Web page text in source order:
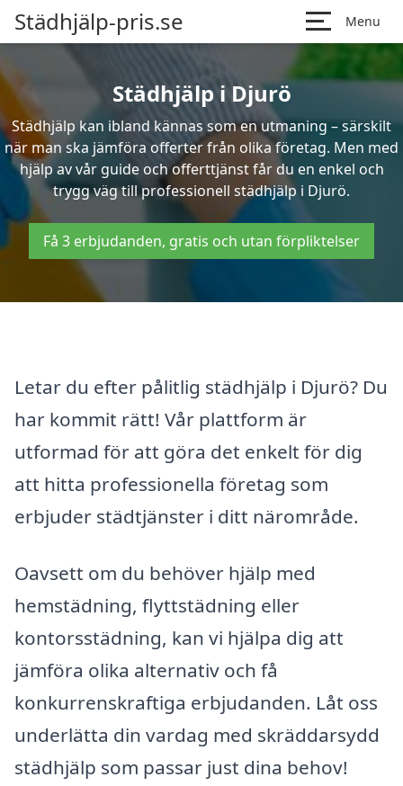
Städhjälp-pris.se Menu
Städhjälp i Djurö
Städhjälp kan ibland kännas som en utmaning – särskilt
när man ska jämföra offerter från olika företag. Men med
hjälp av vår guide och offerttjänst får du en enkel och
trygg väg till professionell städhjälp i Djurö.
Få 3 erbjudanden, gratis och utan förpliktelser
Letar du efter pålitlig städhjälp i Djurö? Du
har kommit rätt! Vår plattform är
utformad för att göra det enkelt för dig
att hitta professionella företag som
erbjuder städtjänster i ditt närområde.
Oavsett om du behöver hjälp med
hemstädning, flyttstädning eller
kontorsstädning, kan vi hjälpa dig att
jämföra olika alternativ och få
konkurrenskraftiga erbjudanden. Låt oss
underlätta din vardag med skräddarsydd
städhjälp som passar just dina behov!